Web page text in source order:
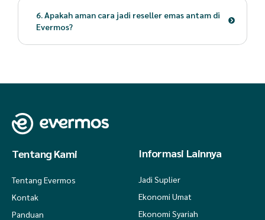
6. Apakah aman cara jadi reseller emas antam di
Evermos?
Tentang Kami
Tentang Evermos
Kontak
Panduan
Informasi Lainnya
Jadi Suplier
Ekonomi Umat
Ekonomi Syariah